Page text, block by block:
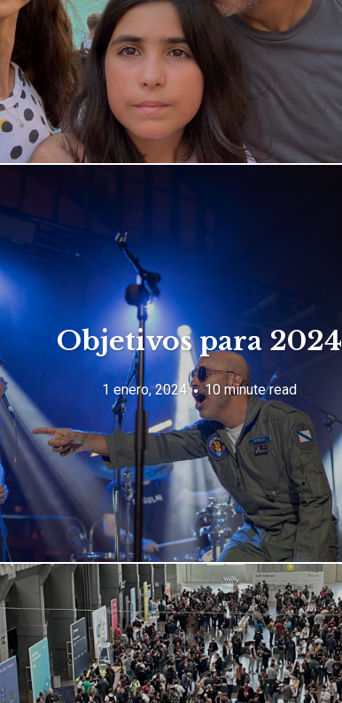
Objetivos para 2024
1 enero, 2024 10 minute read